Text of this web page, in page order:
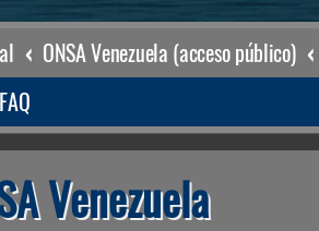
ONSA Venezuela (acceso público)
FAQ
Venezuela